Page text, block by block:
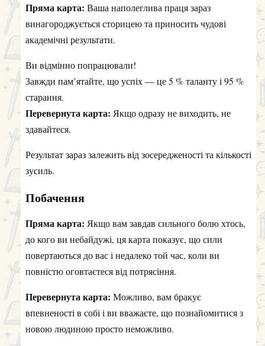
Пряма карта: Ваша наполеглива праця зараз
винагороджується сторицею та приносить чудові
академічні результати.
Ви відмінно попрацювали!
Завжди пам’ятайте, що успіх — це 5 % таланту і 95 %
старання.
Перевернута карта: Якщо одразу не виходить, не
здавайтеся.
Результат зараз залежить від зосередженості та кількості
зусиль.
Побачення
Пряма карта: Якщо вам завдав сильного болю хтось,
до кого ви небайдужі, ця карта показує, що сили
повертаються до вас і недалеко той час, коли ви
повністю оговтаєтеся від потрясіння.
Перевернута карта: Можливо, вам бракує
впевненості в собі і ви вважаєте, що познайомитися з
новою людиною просто неможливо.